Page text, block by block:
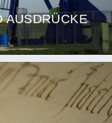
AUSDRÜCKE